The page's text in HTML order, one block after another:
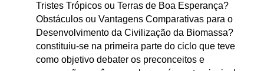
Tristes Trópicos ou Terras de Boa Esperança?
Obstáculos ou Vantagens Comparativas para o
Desenvolvimento da Civilização da Biomassa?
constituiu-se na primeira parte do ciclo que teve
como objetivo debater os preconceitos e